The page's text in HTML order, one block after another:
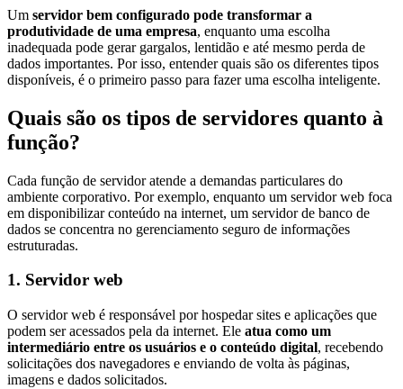
Um servidor bem configurado pode transformar a
produtividade de uma empresa, enquanto uma escolha
inadequada pode gerar gargalos, lentidão e até mesmo perda de
dados importantes. Por isso, entender quais são os diferentes tipos
disponíveis, é o primeiro passo para fazer uma escolha inteligente.
Quais são os tipos de servidores quanto à
função?
Cada função de servidor atende a demandas particulares do
ambiente corporativo. Por exemplo, enquanto um servidor web foca
em disponibilizar conteúdo na internet, um servidor de banco de
dados se concentra no gerenciamento seguro de informações
estruturadas.
1. Servidor web
O servidor web é responsável por hospedar sites e aplicações que
podem ser acessados pela da internet. Ele atua como um
intermediário entre os usuários e o conteúdo digital, recebendo
solicitações dos navegadores e enviando de volta às páginas,
imagens e dados solicitados.